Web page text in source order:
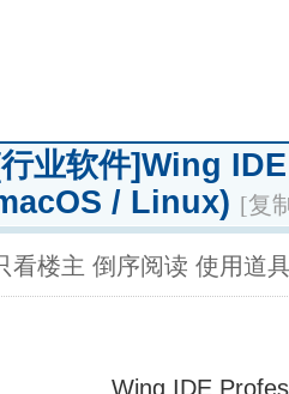
业软件]Wing
/ Linux) [复
看楼主 倒序阅读 使用道
Wing IDE